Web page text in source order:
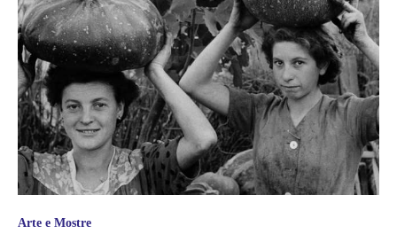
Arte e Mostre